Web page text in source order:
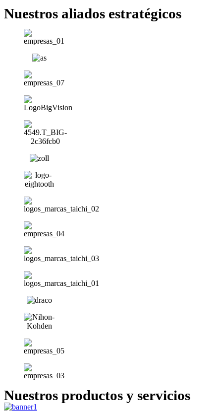
Nuestros aliados estratégicos
Nuestros productos y servicios